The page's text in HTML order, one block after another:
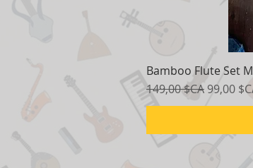
Bamboo Flute Set
Prix original
149,00 $CA Prix
99,00